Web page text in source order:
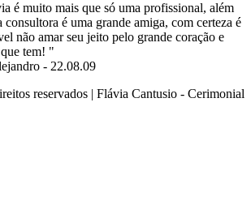
é muito mais que só uma profissional, além
consultora é uma grande amiga, com certeza é
não amar seu jeito pelo grande coração e
tem! "
- 22.08.09
reservados | Flávia Cantusio - Cerimonial